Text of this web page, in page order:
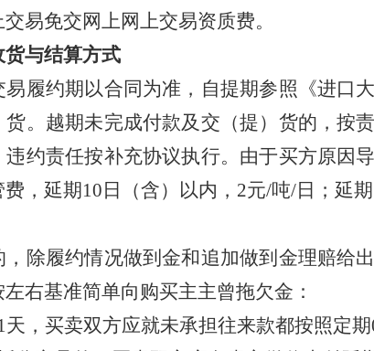
易免交网上网上交易资质费。
货与结算方式
易履约期以合同为准，自提期参照《进
货。越期未完成付款及交（提）货的，按
违约责任按补充协议执行。由于买方原因
，延期10日（含）以内，2元/吨/日；延
，除履约情况做到金和追加做到金理赔给
右基准简单向购买主主曾拖欠金：
1天，买卖双方应就未承担往来款都按照定